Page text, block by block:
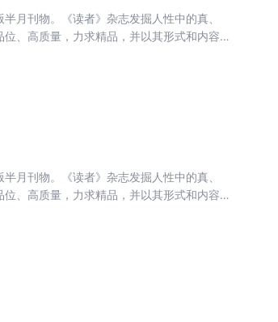
月刊物。《读者》杂志发掘人性中的真、
、高质量，力求精品，并以其形式和内容的
月刊物。《读者》杂志发掘人性中的真、
、高质量，力求精品，并以其形式和内容的